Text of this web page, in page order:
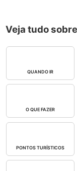
Veja tudo
QUANDO IR
O QUE FAZER
PONTOS TURÍSTICOS